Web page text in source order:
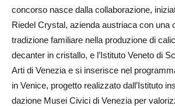
concorso na­sce dalla collaborazione,
Riedel Crystal, azienda austriaca con una
tradizione familiare nella produzione di
decanter in cristallo, e l’Is­tituto Veneto di
Arti di Venezia e si inserisce nel
in Venice, progetto realizzato dall’Is­tituto
dazione Musei Civici di Venezia per